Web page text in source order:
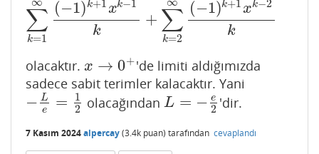
∑
k=1
(−1)k+1xk−1
k
+ ∑
k=2
(−1)k+1xk−2
k
olacaktır. x → 0+
x→0+
'de limiti aldığımızda
sadece sabit terimler kalacaktır. Yani
− L
e
=
1
2
−Le= 12 olacağındanL = − e
2
L= −e 2 'dir.
7 Kasım 2024alpercay(3.4k puan) tarafından cevaplandı